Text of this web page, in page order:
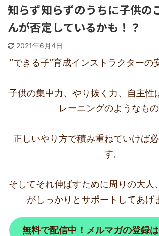
知らず知らずのうちに子供の
んが否定しているかも！？
2021年6月4日
”できる子”育成インストラクターの
子供の集中力、やり抜く力、自主性
レーニングのようなもの
正しいやり方で積み重ねていけば
す。
そしてそれ伸ばすために周りの大人
がしっかりとサポートしてあげ
無料で配信中！メルマガの登録